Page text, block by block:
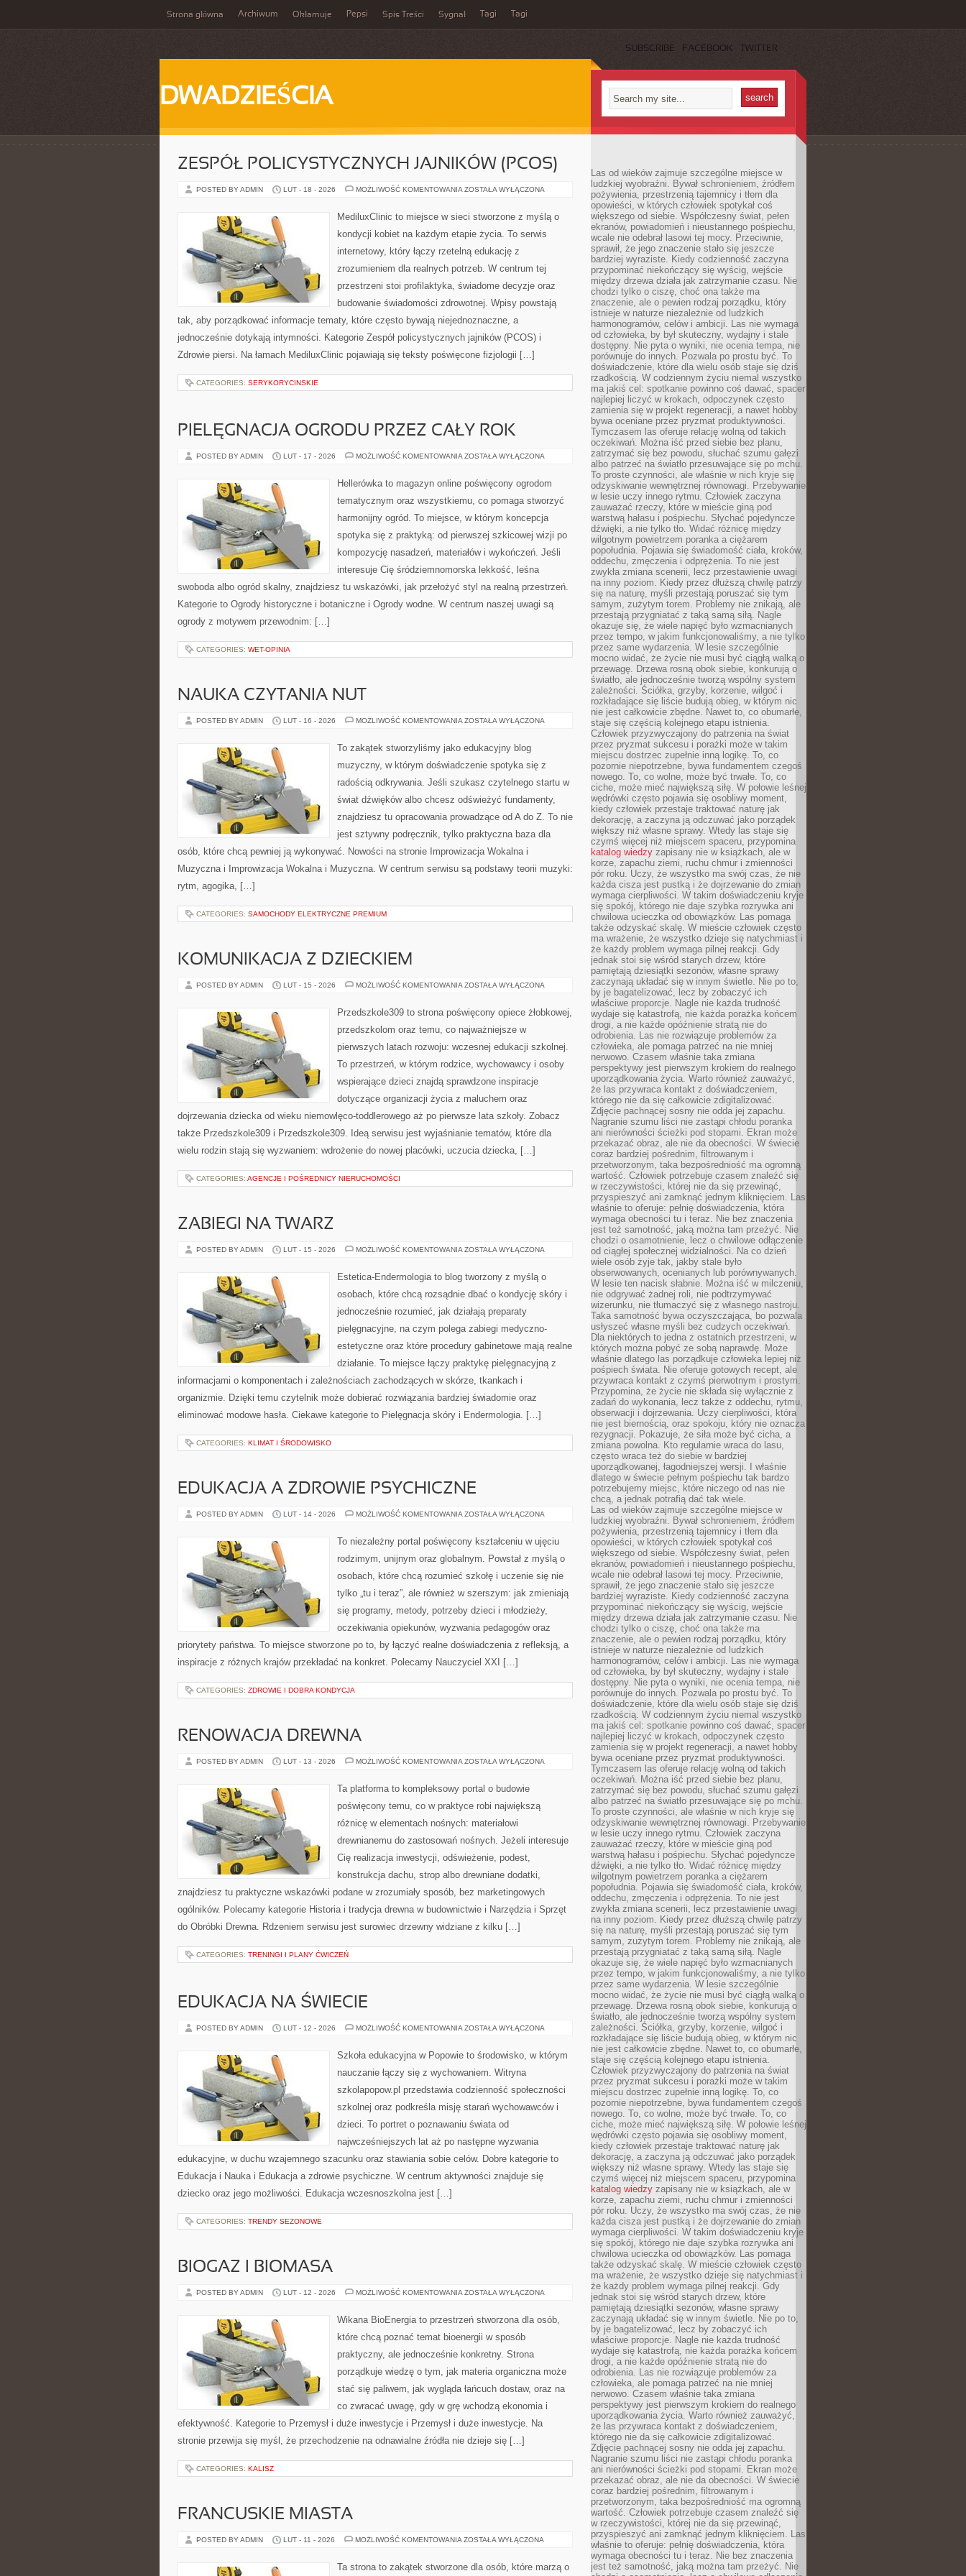
Strona główna Archiwum Okłamuje Pepsi Spis Treści Sygnał Tagi Tagi
SUBSCRIBE FACEBOOK TWITTER
DWADZIEŚCIA
ZESPÓŁ POLICYSTYCZNYCH JAJNIKÓW (PCOS)
POSTED BY ADMIN LUT - 18 - 2026 MOŻLIWOŚĆ KOMENTOWANIA ZESPÓŁ
(PCOS)
ZOSTAŁA WYŁĄCZONA
MediluxClinic to miejsce w sieci stworzone z myślą o
kondycji kobiet na każdym etapie życia. To serwis
internetowy, który łączy rzetelną edukację z
zrozumieniem dla realnych potrzeb. W centrum tej
przestrzeni stoi profilaktyka, świadome decyzje oraz
budowanie świadomości zdrowotnej. Wpisy powstają
tak, aby porządkować informacje tematy, które często bywają niejednoznaczne, a
jednocześnie dotykają intymności. Kategorie Zespół policystycznych jajników (PCOS) i
Zdrowie piersi. Na łamach MediluxClinic pojawiają się teksty poświęcone fizjologii […]
CATEGORIES: SERYKORYCINSKIE
PIELĘGNACJA OGRODU PRZEZ CAŁY ROK
POSTED BY ADMIN LUT - 17 - 2026 MOŻLIWOŚĆ KOMENTOWANIA PIELĘGNACJA
CAŁY
ROK
ZOSTAŁA WYŁĄCZONA
Hellerówka to magazyn online poświęcony ogrodom
tematycznym oraz wszystkiemu, co pomaga stworzyć
harmonijny ogród. To miejsce, w którym koncepcja
spotyka się z praktyką: od pierwszej szkicowej wizji po
kompozycję nasadzeń, materiałów i wykończeń. Jeśli
interesuje Cię śródziemnomorska lekkość, leśna
swoboda albo ogród skalny, znajdziesz tu wskazówki, jak przełożyć styl na realną przestrzeń.
Kategorie to Ogrody historyczne i botaniczne i Ogrody wodne. W centrum naszej uwagi są
ogrody z motywem przewodnim: […]
CATEGORIES: WET-OPINIA
NAUKA CZYTANIA NUT
POSTED BY ADMIN LUT - 16 - 2026 MOŻLIWOŚĆ KOMENTOWANIA NAUKA
ZOSTAŁA WYŁĄCZONA
To zakątek stworzyliśmy jako edukacyjny blog
muzyczny, w którym doświadczenie spotyka się z
radością odkrywania. Jeśli szukasz czytelnego startu w
świat dźwięków albo chcesz odświeżyć fundamenty,
znajdziesz tu opracowania prowadzące od A do Z. To nie
jest sztywny podręcznik, tylko praktyczna baza dla
osób, które chcą pewniej ją wykonywać. Nowości na stronie Improwizacja Wokalna i
Muzyczna i Improwizacja Wokalna i Muzyczna. W centrum serwisu są podstawy teorii muzyki:
rytm, agogika, […]
CATEGORIES: SAMOCHODY ELEKTRYCZNE PREMIUM
KOMUNIKACJA Z DZIECKIEM
POSTED BY ADMIN LUT - 15 - 2026 MOŻLIWOŚĆ KOMENTOWANIA KOMUNIKACJA
ZOSTAŁA WYŁĄCZONA
Przedszkole309 to strona poświęcony opiece żłobkowej,
przedszkolom oraz temu, co najważniejsze w
pierwszych latach rozwoju: wczesnej edukacji szkolnej.
To przestrzeń, w którym rodzice, wychowawcy i osoby
wspierające dzieci znajdą sprawdzone inspiracje
dotyczące organizacji życia z maluchem oraz
dojrzewania dziecka od wieku niemowlęco-toddlerowego aż po pierwsze lata szkoły. Zobacz
także Przedszkole309 i Przedszkole309. Ideą serwisu jest wyjaśnianie tematów, które dla
wielu rodzin stają się wyzwaniem: wdrożenie do nowej placówki, uczucia dziecka, […]
CATEGORIES: AGENCJE I POŚREDNICY NIERUCHOMOŚCI
ZABIEGI NA TWARZ
POSTED BY ADMIN LUT - 15 - 2026 MOŻLIWOŚĆ KOMENTOWANIA ZABIEGI
ZOSTAŁA WYŁĄCZONA
Estetica-Endermologia to blog tworzony z myślą o
osobach, które chcą rozsądnie dbać o kondycję skóry i
jednocześnie rozumieć, jak działają preparaty
pielęgnacyjne, na czym polega zabiegi medyczno-
estetyczne oraz które procedury gabinetowe mają realne
działanie. To miejsce łączy praktykę pielęgnacyjną z
informacjami o komponentach i zależnościach zachodzących w skórze, tkankach i
organizmie. Dzięki temu czytelnik może dobierać rozwiązania bardziej świadomie oraz
eliminować modowe hasła. Ciekawe kategorie to Pielęgnacja skóry i Endermologia. […]
CATEGORIES: KLIMAT I ŚRODOWISKO
EDUKACJA A ZDROWIE PSYCHICZNE
POSTED BY ADMIN LUT - 14 - 2026 MOŻLIWOŚĆ KOMENTOWANIA EDUKACJA
PSYCHICZNE
ZOSTAŁA WYŁĄCZONA
To niezależny portal poświęcony kształceniu w ujęciu
rodzimym, unijnym oraz globalnym. Powstał z myślą o
osobach, które chcą rozumieć szkołę i uczenie się nie
tylko „tu i teraz”, ale również w szerszym: jak zmieniają
się programy, metody, potrzeby dzieci i młodzieży,
oczekiwania opiekunów, wyzwania pedagogów oraz
priorytety państwa. To miejsce stworzone po to, by łączyć realne doświadczenia z refleksją, a
inspiracje z różnych krajów przekładać na konkret. Polecamy Nauczyciel XXI […]
CATEGORIES: ZDROWIE I DOBRA KONDYCJA
RENOWACJA DREWNA
POSTED BY ADMIN LUT - 13 - 2026 MOŻLIWOŚĆ KOMENTOWANIA RENOWACJA
ZOSTAŁA WYŁĄCZONA
Ta platforma to kompleksowy portal o budowie
poświęcony temu, co w praktyce robi największą
różnicę w elementach nośnych: materiałowi
drewnianemu do zastosowań nośnych. Jeżeli interesuje
Cię realizacja inwestycji, odświeżenie, podest,
konstrukcja dachu, strop albo drewniane dodatki,
znajdziesz tu praktyczne wskazówki podane w zrozumiały sposób, bez marketingowych
ogólników. Polecamy kategorie Historia i tradycja drewna w budownictwie i Narzędzia i Sprzęt
do Obróbki Drewna. Rdzeniem serwisu jest surowiec drzewny widziane z kilku […]
CATEGORIES: TRENINGI I PLANY ĆWICZEŃ
EDUKACJA NA ŚWIECIE
POSTED BY ADMIN LUT - 12 - 2026 MOŻLIWOŚĆ KOMENTOWANIA EDUKACJA
ZOSTAŁA WYŁĄCZONA
Szkoła edukacyjna w Popowie to środowisko, w którym
nauczanie łączy się z wychowaniem. Witryna
szkolapopow.pl przedstawia codzienność społeczności
szkolnej oraz podkreśla misję starań wychowawców i
dzieci. To portret o poznawaniu świata od
najwcześniejszych lat aż po następne wyzwania
edukacyjne, w duchu wzajemnego szacunku oraz stawiania sobie celów. Dobre kategorie to
Edukacja i Nauka i Edukacja a zdrowie psychiczne. W centrum aktywności znajduje się
dziecko oraz jego możliwości. Edukacja wczesnoszkolna jest […]
CATEGORIES: TRENDY SEZONOWE
BIOGAZ I BIOMASA
POSTED BY ADMIN LUT - 12 - 2026 MOŻLIWOŚĆ KOMENTOWANIA BIOGAZ
ZOSTAŁA WYŁĄCZONA
Wikana BioEnergia to przestrzeń stworzona dla osób,
które chcą poznać temat bioenergii w sposób
praktyczny, ale jednocześnie konkretny. Strona
porządkuje wiedzę o tym, jak materia organiczna może
stać się paliwem, jak wygląda łańcuch dostaw, oraz na
co zwracać uwagę, gdy w grę wchodzą ekonomia i
efektywność. Kategorie to Przemysł i duże inwestycje i Przemysł i duże inwestycje. Na
stronie przewija się myśl, że przechodzenie na odnawialne źródła nie dzieje się […]
CATEGORIES: KALISZ
FRANCUSKIE MIASTA
POSTED BY ADMIN LUT - 11 - 2026 MOŻLIWOŚĆ KOMENTOWANIA FRANCUSKIE
ZOSTAŁA WYŁĄCZONA
Ta strona to zakątek stworzone dla osób, które marzą o
Las od wieków zajmuje szczególne miejsce w
ludzkiej wyobraźni. Bywał schronieniem, źródłem
pożywienia, przestrzenią tajemnicy i tłem dla
opowieści, w których człowiek spotykał coś
większego od siebie. Współczesny świat, pełen
ekranów, powiadomień i nieustannego pośpiechu,
wcale nie odebrał lasowi tej mocy. Przeciwnie,
sprawił, że jego znaczenie stało się jeszcze
bardziej wyraziste. Kiedy codzienność zaczyna
przypominać niekończący się wyścig, wejście
między drzewa działa jak zatrzymanie czasu. Nie
chodzi tylko o ciszę, choć ona także ma
znaczenie, ale o pewien rodzaj porządku, który
istnieje w naturze niezależnie od ludzkich
harmonogramów, celów i ambicji. Las nie wymaga
od człowieka, by był skuteczny, wydajny i stale
dostępny. Nie pyta o wyniki, nie ocenia tempa, nie
porównuje do innych. Pozwala po prostu być. To
doświadczenie, które dla wielu osób staje się dziś
rzadkością. W codziennym życiu niemal wszystko
ma jakiś cel: spotkanie powinno coś dawać, spacer
najlepiej liczyć w krokach, odpoczynek często
zamienia się w projekt regeneracji, a nawet hobby
bywa oceniane przez pryzmat produktywności.
Tymczasem las oferuje relację wolną od takich
oczekiwań. Można iść przed siebie bez planu,
zatrzymać się bez powodu, słuchać szumu gałęzi
albo patrzeć na światło przesuwające się po mchu.
To proste czynności, ale właśnie w nich kryje się
odzyskiwanie wewnętrznej równowagi. Przebywanie
w lesie uczy innego rytmu. Człowiek zaczyna
zauważać rzeczy, które w mieście giną pod
warstwą hałasu i pośpiechu. Słychać pojedyncze
dźwięki, a nie tylko tło. Widać różnicę między
wilgotnym powietrzem poranka a ciężarem
popołudnia. Pojawia się świadomość ciała, kroków,
oddechu, zmęczenia i odprężenia. To nie jest
zwykła zmiana scenerii, lecz przestawienie uwagi
na inny poziom. Kiedy przez dłuższą chwilę patrzy
się na naturę, myśli przestają poruszać się tym
samym, zużytym torem. Problemy nie znikają, ale
przestają przygniatać z taką samą siłą. Nagle
okazuje się, że wiele napięć było wzmacnianych
przez tempo, w jakim funkcjonowaliśmy, a nie tylko
przez same wydarzenia. W lesie szczególnie
mocno widać, że życie nie musi być ciągłą walką o
przewagę. Drzewa rosną obok siebie, konkurują o
światło, ale jednocześnie tworzą wspólny system
zależności. Ściółka, grzyby, korzenie, wilgoć i
rozkładające się liście budują obieg, w którym nic
nie jest całkowicie zbędne. Nawet to, co obumarłe,
staje się częścią kolejnego etapu istnienia.
Człowiek przyzwyczajony do patrzenia na świat
przez pryzmat sukcesu i porażki może w takim
miejscu dostrzec zupełnie inną logikę. To, co
pozornie niepotrzebne, bywa fundamentem czegoś
nowego. To, co wolne, może być trwałe. To, co
ciche, może mieć największą siłę. W połowie leśnej
wędrówki często pojawia się osobliwy moment,
kiedy człowiek przestaje traktować naturę jak
dekorację, a zaczyna ją odczuwać jako porządek
większy niż własne sprawy. Wtedy las staje się
czymś więcej niż miejscem spaceru, przypomina
katalog wiedzy zapisany nie w książkach, ale w
korze, zapachu ziemi, ruchu chmur i zmienności
pór roku. Uczy, że wszystko ma swój czas, że nie
każda cisza jest pustką i że dojrzewanie do zmian
wymaga cierpliwości. W takim doświadczeniu kryje
się spokój, którego nie daje szybka rozrywka ani
chwilowa ucieczka od obowiązków. Las pomaga
także odzyskać skalę. W mieście człowiek często
ma wrażenie, że wszystko dzieje się natychmiast i
że każdy problem wymaga pilnej reakcji. Gdy
jednak stoi się wśród starych drzew, które
pamiętają dziesiątki sezonów, własne sprawy
zaczynają układać się w innym świetle. Nie po to,
by je bagatelizować, lecz by zobaczyć ich
właściwe proporcje. Nagle nie każda trudność
wydaje się katastrofą, nie każda porażka końcem
drogi, a nie każde opóźnienie stratą nie do
odrobienia. Las nie rozwiązuje problemów za
człowieka, ale pomaga patrzeć na nie mniej
nerwowo. Czasem właśnie taka zmiana
perspektywy jest pierwszym krokiem do realnego
uporządkowania życia. Warto również zauważyć,
że las przywraca kontakt z doświadczeniem,
którego nie da się całkowicie zdigitalizować.
Zdjęcie pachnącej sosny nie odda jej zapachu.
Nagranie szumu liści nie zastąpi chłodu poranka
ani nierówności ścieżki pod stopami. Ekran może
przekazać obraz, ale nie da obecności. W świecie
coraz bardziej pośrednim, filtrowanym i
przetworzonym, taka bezpośredniość ma ogromną
wartość. Człowiek potrzebuje czasem znaleźć się
w rzeczywistości, której nie da się przewinąć,
przyspieszyć ani zamknąć jednym kliknięciem. Las
właśnie to oferuje: pełnię doświadczenia, która
wymaga obecności tu i teraz. Nie bez znaczenia
jest też samotność, jaką można tam przeżyć. Nie
chodzi o osamotnienie, lecz o chwilowe odłączenie
od ciągłej społecznej widzialności. Na co dzień
wiele osób żyje tak, jakby stale było
obserwowanych, ocenianych lub porównywanych.
W lesie ten nacisk słabnie. Można iść w milczeniu,
nie odgrywać żadnej roli, nie podtrzymywać
wizerunku, nie tłumaczyć się z własnego nastroju.
Taka samotność bywa oczyszczająca, bo pozwala
usłyszeć własne myśli bez cudzych oczekiwań.
Dla niektórych to jedna z ostatnich przestrzeni, w
których można pobyć ze sobą naprawdę. Może
właśnie dlatego las porządkuje człowieka lepiej niż
pośpiech świata. Nie oferuje gotowych recept, ale
przywraca kontakt z czymś pierwotnym i prostym.
Przypomina, że życie nie składa się wyłącznie z
zadań do wykonania, lecz także z oddechu, rytmu,
obserwacji i dojrzewania. Uczy cierpliwości, która
nie jest biernością, oraz spokoju, który nie oznacza
rezygnacji. Pokazuje, że siła może być cicha, a
zmiana powolna. Kto regularnie wraca do lasu,
często wraca też do siebie w bardziej
uporządkowanej, łagodniejszej wersji. I właśnie
dlatego w świecie pełnym pośpiechu tak bardzo
potrzebujemy miejsc, które niczego od nas nie
chcą, a jednak potrafią dać tak wiele.
Las od wieków zajmuje szczególne miejsce w
ludzkiej wyobraźni. Bywał schronieniem, źródłem
pożywienia, przestrzenią tajemnicy i tłem dla
opowieści, w których człowiek spotykał coś
większego od siebie. Współczesny świat, pełen
ekranów, powiadomień i nieustannego pośpiechu,
wcale nie odebrał lasowi tej mocy. Przeciwnie,
sprawił, że jego znaczenie stało się jeszcze
bardziej wyraziste. Kiedy codzienność zaczyna
przypominać niekończący się wyścig, wejście
między drzewa działa jak zatrzymanie czasu. Nie
chodzi tylko o ciszę, choć ona także ma
znaczenie, ale o pewien rodzaj porządku, który
istnieje w naturze niezależnie od ludzkich
harmonogramów, celów i ambicji. Las nie wymaga
od człowieka, by był skuteczny, wydajny i stale
dostępny. Nie pyta o wyniki, nie ocenia tempa, nie
porównuje do innych. Pozwala po prostu być. To
doświadczenie, które dla wielu osób staje się dziś
rzadkością. W codziennym życiu niemal wszystko
ma jakiś cel: spotkanie powinno coś dawać, spacer
najlepiej liczyć w krokach, odpoczynek często
zamienia się w projekt regeneracji, a nawet hobby
bywa oceniane przez pryzmat produktywności.
Tymczasem las oferuje relację wolną od takich
oczekiwań. Można iść przed siebie bez planu,
zatrzymać się bez powodu, słuchać szumu gałęzi
albo patrzeć na światło przesuwające się po mchu.
To proste czynności, ale właśnie w nich kryje się
odzyskiwanie wewnętrznej równowagi. Przebywanie
w lesie uczy innego rytmu. Człowiek zaczyna
zauważać rzeczy, które w mieście giną pod
warstwą hałasu i pośpiechu. Słychać pojedyncze
dźwięki, a nie tylko tło. Widać różnicę między
wilgotnym powietrzem poranka a ciężarem
popołudnia. Pojawia się świadomość ciała, kroków,
oddechu, zmęczenia i odprężenia. To nie jest
zwykła zmiana scenerii, lecz przestawienie uwagi
na inny poziom. Kiedy przez dłuższą chwilę patrzy
się na naturę, myśli przestają poruszać się tym
samym, zużytym torem. Problemy nie znikają, ale
przestają przygniatać z taką samą siłą. Nagle
okazuje się, że wiele napięć było wzmacnianych
przez tempo, w jakim funkcjonowaliśmy, a nie tylko
przez same wydarzenia. W lesie szczególnie
mocno widać, że życie nie musi być ciągłą walką o
przewagę. Drzewa rosną obok siebie, konkurują o
światło, ale jednocześnie tworzą wspólny system
zależności. Ściółka, grzyby, korzenie, wilgoć i
rozkładające się liście budują obieg, w którym nic
nie jest całkowicie zbędne. Nawet to, co obumarłe,
staje się częścią kolejnego etapu istnienia.
Człowiek przyzwyczajony do patrzenia na świat
przez pryzmat sukcesu i porażki może w takim
miejscu dostrzec zupełnie inną logikę. To, co
pozornie niepotrzebne, bywa fundamentem czegoś
nowego. To, co wolne, może być trwałe. To, co
ciche, może mieć największą siłę. W połowie leśnej
wędrówki często pojawia się osobliwy moment,
kiedy człowiek przestaje traktować naturę jak
dekorację, a zaczyna ją odczuwać jako porządek
większy niż własne sprawy. Wtedy las staje się
czymś więcej niż miejscem spaceru, przypomina
katalog wiedzy zapisany nie w książkach, ale w
korze, zapachu ziemi, ruchu chmur i zmienności
pór roku. Uczy, że wszystko ma swój czas, że nie
każda cisza jest pustką i że dojrzewanie do zmian
wymaga cierpliwości. W takim doświadczeniu kryje
się spokój, którego nie daje szybka rozrywka ani
chwilowa ucieczka od obowiązków. Las pomaga
także odzyskać skalę. W mieście człowiek często
ma wrażenie, że wszystko dzieje się natychmiast i
że każdy problem wymaga pilnej reakcji. Gdy
jednak stoi się wśród starych drzew, które
pamiętają dziesiątki sezonów, własne sprawy
zaczynają układać się w innym świetle. Nie po to,
by je bagatelizować, lecz by zobaczyć ich
właściwe proporcje. Nagle nie każda trudność
wydaje się katastrofą, nie każda porażka końcem
drogi, a nie każde opóźnienie stratą nie do
odrobienia. Las nie rozwiązuje problemów za
człowieka, ale pomaga patrzeć na nie mniej
nerwowo. Czasem właśnie taka zmiana
perspektywy jest pierwszym krokiem do realnego
uporządkowania życia. Warto również zauważyć,
że las przywraca kontakt z doświadczeniem,
którego nie da się całkowicie zdigitalizować.
Zdjęcie pachnącej sosny nie odda jej zapachu.
Nagranie szumu liści nie zastąpi chłodu poranka
ani nierówności ścieżki pod stopami. Ekran może
przekazać obraz, ale nie da obecności. W świecie
coraz bardziej pośrednim, filtrowanym i
przetworzonym, taka bezpośredniość ma ogromną
wartość. Człowiek potrzebuje czasem znaleźć się
w rzeczywistości, której nie da się przewinąć,
przyspieszyć ani zamknąć jednym kliknięciem. Las
właśnie to oferuje: pełnię doświadczenia, która
wymaga obecności tu i teraz. Nie bez znaczenia
jest też samotność, jaką można tam przeżyć. Nie